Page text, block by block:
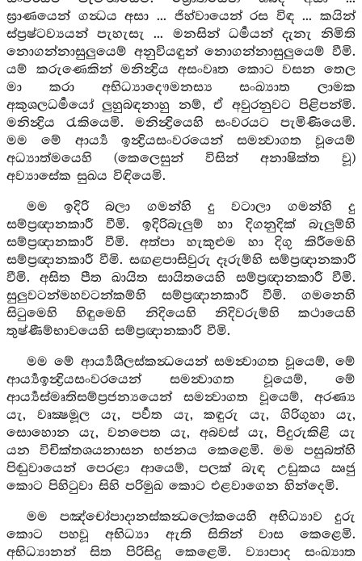
ඝ්‍රාණයෙන් ගන්‍ධය අසා ... ජිහ්වායෙන් රස විඳ ... කයින්
ස්ප්‍රෂ්ටව්‍යයන් පැහැසැ ... මනසින් ධර්‍මයන් දැනැ නිමිති
නොගන්නාසුලුයෙම් අනුවියඳුන් නොගන්නාසුලුයෙම් වීමි.
යම් කරුණෙකින් මනින්‍ද්‍රිය අසංවෘත කොට වසන තෙල
මා කරා අභිධ්‍යාදෞමනස්‍ය සංඛ්‍යාත ලාමක
අකුශලධර්‍මයෝ ලුහුබඳනාහු නම්, ඒ අවුරනුවට පිළිපන්මි.
මනින්‍ද්‍රිය රැකියෙමි. මනින්‍ද්‍රියෙහි සංවරයට පැමිණියෙමි.
මම මේ ආර්‍ය්‍ය ඉන්‍ද්‍රියසංවරයෙන් සමන්‍වාගත වූයෙම්
අධ්‍යාත්මයෙහි (කෙලෙසුන් විසින් අනාෂික්ත වූ)
අව්‍යාසේක සුඛය විඳියෙමි.
මම ඉදිරි බලා ගමන්හි දු වටාලා ගමන්හි දු
සම්ප්‍රඥානකාරී වීමි. ඉදිරිබැලුම් හා දිගනුදික් බැලුම්හි
සම්ප්‍රඥානකාරී වීමි. අත්පා හැකුළුම හා දිගු කිරීමෙහි
සම්ප්‍රඥානකාරී වීමි. සඟළපාසිවුරු දෑරුම්හි සම්ප්‍රඥානකාරී
වීමි. අසිත පීත ඛායිත සායිතයෙහි සම්ප්‍රඥානකාරී වීමි.
සුලුවටන්මහවටන්කම්හි සම්ප්‍රඥානකාරී වීමි. ගමනෙහි
සිටුමෙහි හිඳුමෙහි නිදියෙහි නිදිවරුම්හි කථායෙහි
තුෂ්ණීම්භාවයෙහි සම්ප්‍රඥානකාරී වීමි.
මම මේ ආර්‍ය්‍යශීලස්කන්‍ධයෙන් සමන්‍වාගත වූයෙම්, මේ
ආර්‍ය්‍යඉන්‍ද්‍රියසංවරයෙන් සමන්‍වාගත වූයෙම්, මේ
ආර්‍ය්‍යස්මෘතිසම්ප්‍රජන්‍යයෙන් සමන්‍වාගත වූයෙම්, අරණ්‍ය
යැ, වෘක්‍ෂමූල යැ, පර්‍වත යැ, කඳුරු යැ, ගිරිගුහා යැ,
සොහොන යැ, වනපෙත යැ, අබවස් යැ, පිදුරුකිළි යැ
යන විචික්තශයනාසන භජනය කෙළෙමි. මම පසුබත්හි
පිඬුවායෙන් පෙරළා ආයෙම්, පලක් බැඳ උඩුකය ඍජු
කොට පිහිටුවා සිහි පරිමුඛ කොට එළවාගෙන හින්දෙමි.
මම පඤ්චෝපාදානස්කන්‍ධලෝකයෙහි අභිධ්‍යාව දුරු
කොට පහවූ අභිධ්‍යා ඇති සිතින් වාස කෙළෙමි.
අභිධ්‍යානන් සිත පිරිසිදු කෙළෙමි. ව්‍යාපාද සංඛ්‍යාත